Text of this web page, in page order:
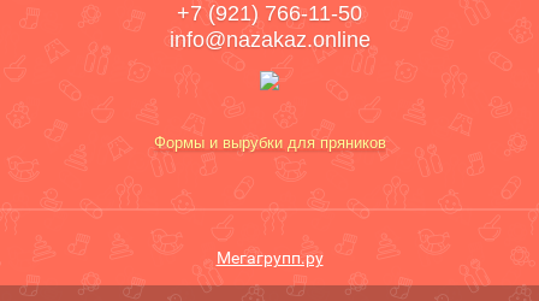
+7 (921) 766-11-50
info@nazakaz.online
Формы и вырубки для пряников
Мегагрупп.ру